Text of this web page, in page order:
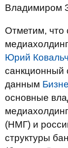
Владимиром
Отметим,
Юрий
санкционный
данным
основные
(НМГ) и
структуры